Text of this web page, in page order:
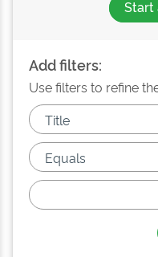
Start
Add filters:
Use filters to refine